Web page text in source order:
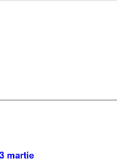
martie